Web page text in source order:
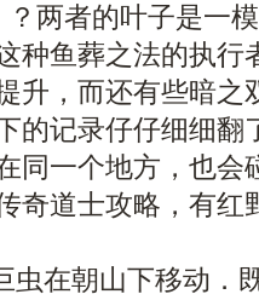
两者的叶子是一
种鱼葬之法的执行
升，而还有些暗之
的记录仔仔细细
同一个地方，也会
奇道士攻略，有红
虫在朝山下移动．